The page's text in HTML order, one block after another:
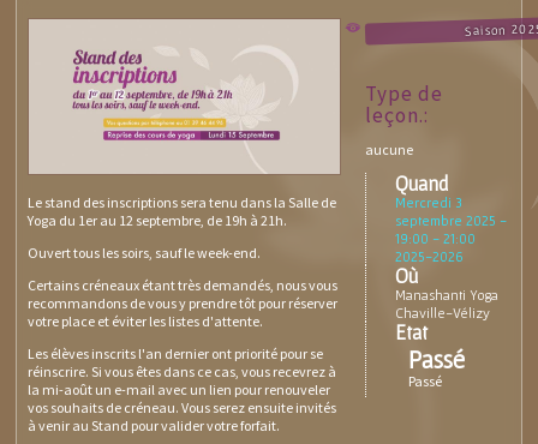
Le stand des inscriptions sera tenu dans la Salle de
Yoga du 1er au 12 septembre, de 19h à 21h.
Ouvert tous les soirs, sauf le week-end.
Certains créneaux étant très demandés, nous vous
recommandons de vous y prendre tôt pour réserver
votre place et éviter les listes d'attente.
Les élèves inscrits l'an dernier ont priorité pour se
réinscrire. Si vous êtes dans ce cas, vous recevrez à
la mi-août un e-mail avec un lien pour renouveler
vos souhaits de créneau. Vous serez ensuite invités
à venir au Stand pour valider votre forfait.
Saison
Type de
leçon.:
aucune
Quand
Mercredi 3
septembre 2025 -
19:00 - 21:00
2025-2026
Où
Manashanti Yoga
Chaville-Vélizy
Etat
Passé
Passé